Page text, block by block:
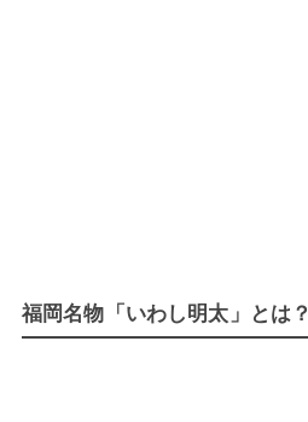
福岡名物「いわし明太」とは？